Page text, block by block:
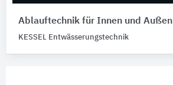
Ablauftechnik für Innen und Außen
KESSEL Entwässerungstechnik